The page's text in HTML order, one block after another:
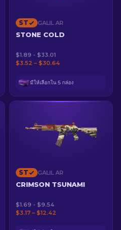
ST GALIL AR
STONE COLD
$1.89 - $33.01
$3.52 – $30.64
มีให้เลือกใน 5 กล่อง
ST GALIL AR
CRIMSON TSUNAMI
$1.69 - $9.54
$3.17 – $12.42